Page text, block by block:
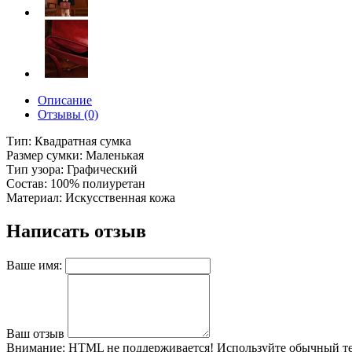
Описание
Отзывы (0)
Тип: Квадратная сумка
Размер сумки: Маленькая
Тип узора: Графический
Состав: 100% полиуретан
Материал: Искусственная кожа
Написать отзыв
Ваше имя:
Ваш отзыв
Внимание: HTML не поддерживается! Используйте обычный